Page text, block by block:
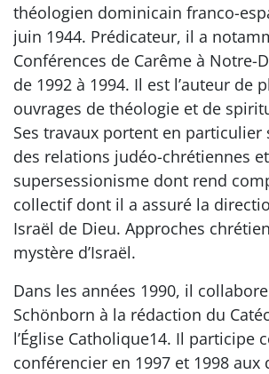
théologien dominicain franco-
juin 1944. Prédicateur, il a
Conférences de Carême à Notre-
de 1992 à 1994. Il est l’auteur de
ouvrages de théologie et de
Ses travaux portent en particulier
des relations judéo-chrétiennes
supersessionisme dont rend
collectif dont il a assuré la
Israël de Dieu. Approches
mystère d’Israël.
Dans les années 1990, il
Schönborn à la rédaction du
l’Église Catholique14. Il participe
conférencier en 1997 et 1998 aux